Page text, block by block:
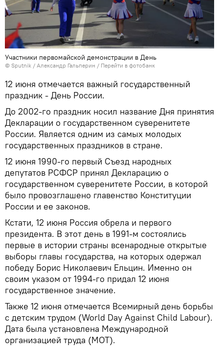
Участники первомайской демонстрации в День
© Sputnik / Александр Гальперин / Перейти в фотобанк
12 июня отмечается важный государственный
праздник - День России.
До 2002-го праздник носил название Дня принятия
Декларации о государственном суверенитете
России. Является одним из самых молодых
государственных праздников в стране.
12 июня 1990-го первый Съезд народных
депутатов РСФСР принял Декларацию о
государственном суверенитете России, в которой
было провозглашено главенство Конституции
России и ее законов.
Кстати, 12 июня Россия обрела и первого
президента. В этот день в 1991-м состоялись
первые в истории страны всенародные открытые
выборы главы государства, на которых одержал
победу Борис Николаевич Ельцин. Именно он
своим указом от 1994-го придал 12 июня
государственное значение.
Также 12 июня отмечается Всемирный день борьбы
с детским трудом (World Day Against Child Labour).
Дата была установлена Международной
организацией труда (МОТ).